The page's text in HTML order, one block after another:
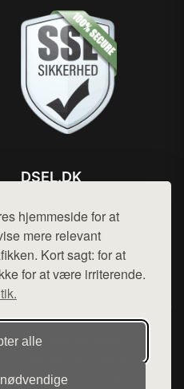
hjemmeside for at
mere relevant
Kort sagt: for at
for at være irriterende.
alle
DSEL.DK
Mail: hej@want.dk
Cookie- og privatlivspolitik
der udgiver en række
af forskellige produkter fra
varer fra denne side - vi